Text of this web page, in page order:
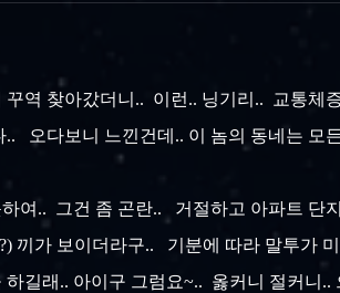
역 찾아갔더니.. 이런.. 닝기리.. 교통체
오다보니 느낀건데.. 이 놈의 동네는 모
여.. 그건 좀 곤란.. 거절하고 아파트 단
끼가 보이더라구.. 기분에 따라 말투가
길래.. 아이구 그럼요~.. 옳커니 절커니..